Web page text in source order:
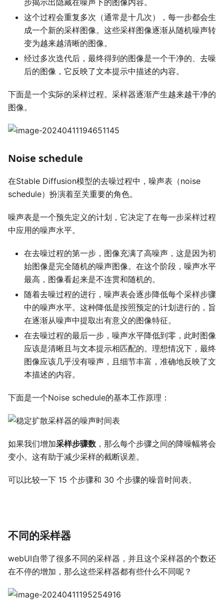
这个过程会重复多次（通常是十几次），每一步都会生
成一个新的采样图像。这些采样图像逐渐从随机噪声转
变为越来越清晰的图像。
经过多次迭代后，最终得到的图像是一个干净的、去噪
后的图像，它反映了文本提示中描述的内容。
下面是一个实际的采样过程。采样器逐渐产生越来越干净的
图像。
Noise schedule
在Stable Diffusion模型的去噪过程中，噪声表（noise
schedule）扮演着至关重要的角色。
噪声表是一个预先定义的计划，它决定了在每一步采样过程
中应用的噪声水平。
在去噪过程的第一步，图像充满了高噪声，这是因为初
始图像是完全随机的噪声图像。在这个阶段，噪声水平
最高，图像看起来是不连贯和随机的。
随着去噪过程的进行，噪声表会逐步降低每个采样步骤
中的噪声水平。这种降低是按照预定的计划进行的，旨
在逐渐从噪声中提取出有意义的图像特征。
在去噪过程的最后一步，噪声水平降低到零，此时图像
应该是清晰且与文本提示相匹配的。理想情况下，最终
图像应该几乎没有噪声，且细节丰富，准确地反映了文
本描述的内容。
下面是一个Noise schedule的基本工作原理：
如果我们增加采样步骤数 ，那么每个步骤之间的降噪幅将会
变小。这有助于减少采样的截断误差。
可以比较一下 15 个步骤和 30 个步骤的噪音时间表。
不同的采样器
webUI自带了很多不同的采样器，并且这个采样器的个数还
在不停的增加，那么这些采样器都有些什么不同呢？